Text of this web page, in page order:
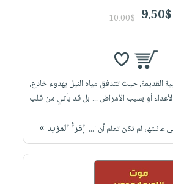
9.50$
10.00$
القديمة، حيث تتدفق مياه النيل بهدوء خادع،
أو بسبب الأمراض ... بل قد يأتي من قلب
لم تكن تعلم أن ا... إقرأ المزيد »